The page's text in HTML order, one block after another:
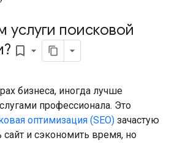
услуги поисковой
bookmark_border
бизнеса, иногда лучше
профессионала. Это
оптимизация (SEO) зачастую
сайт и сэкономить время, но